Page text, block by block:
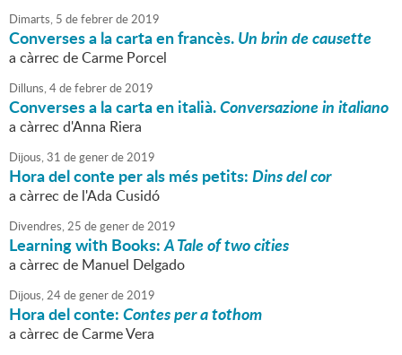
Dimarts, 5 defebrerde2019
Converses a la carta en francès.Un brin de causette
a càrrec de Carme Porcel
Dilluns,4defebrerde2019
Converses a la carta en italià.Conversazione in italiano
a càrrec d'Anna Riera
Dijous,31 degenerde2019
Hora del conte per als més petits:Dins del cor
a càrrec de l'Ada Cusidó
Divendres,25 degenerde2019
Learning with Books:A Tale of two cities
a càrrec de Manuel Delgado
Dijous,24degenerde2019
Hora del conte:Contes per a tothom
a càrrec de Carme Vera